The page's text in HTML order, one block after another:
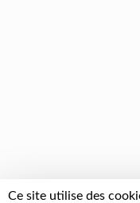
Ce site utilise des